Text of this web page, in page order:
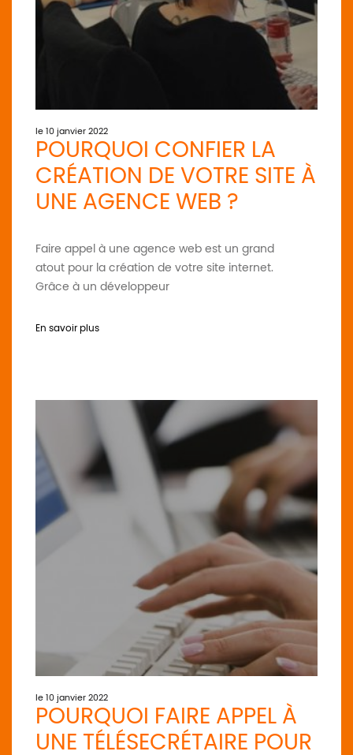
le 10 janvier 2022
POURQUOI CONFIER LA
CRÉATION DE VOTRE SITE À
UNE AGENCE WEB ?
Faire appel à une agence web est un grand
atout pour la création de votre site internet.
Grâce à un développeur
En savoir plus
le 10 janvier 2022
POURQUOI FAIRE APPEL À
UNE TÉLÉSECRÉTAIRE POUR